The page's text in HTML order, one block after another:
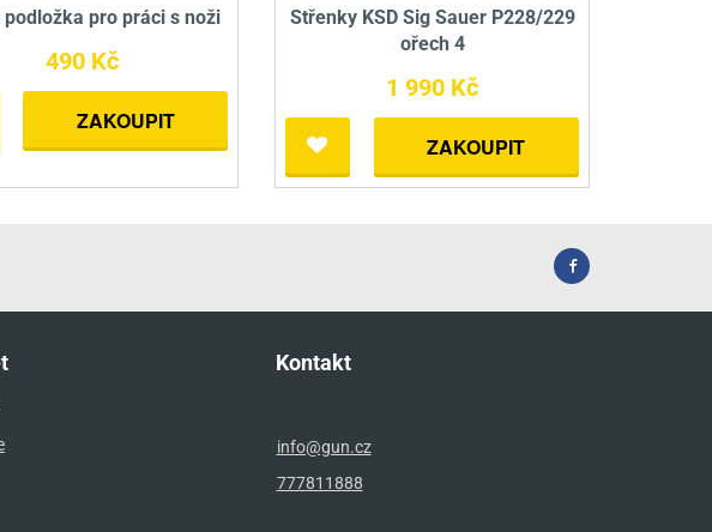
podložka pro práci s noži
490 Kč
ZAKOUPIT
Střenky KSD Sig Sauer P228/229
ořech 4
1 990 Kč
ZAKOUPIT
Kontakt
info@gun.cz
777811888